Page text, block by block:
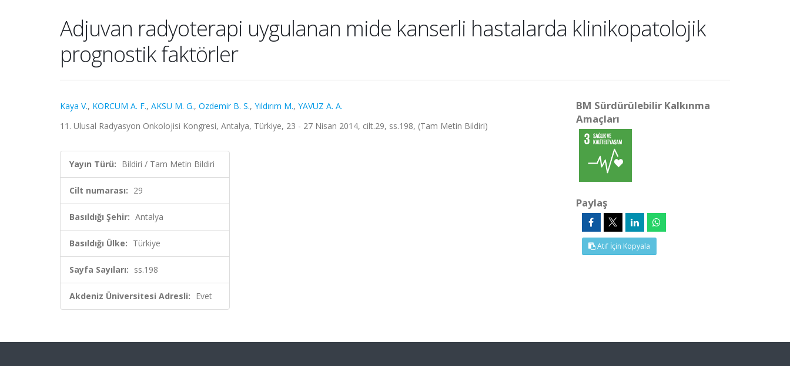
Adjuvan radyoterapi uygulanan mide kanserli hastalarda klinikopatolojik
prognostik faktörler
Kaya V., KORCUM A. F., AKSU M. G., Ozdemir B. S., Yıldırım M., YAVUZ A. A.
11. Ulusal Radyasyon Onkolojisi Kongresi, Antalya, Türkiye, 23 - 27 Nisan 2014, cilt.29, ss.198, (Tam Metin Bildiri)
Yayın Türü: Bildiri / Tam Metin Bildiri
Cilt numarası: 29
Basıldığı Şehir: Antalya
Basıldığı Ülke: Türkiye
Sayfa Sayıları: ss.198
Akdeniz Üniversitesi Adresli: Evet
BM Sürdürülebilir Kalkınma
Amaçları
Paylaş
Atıf İçin Kopyala